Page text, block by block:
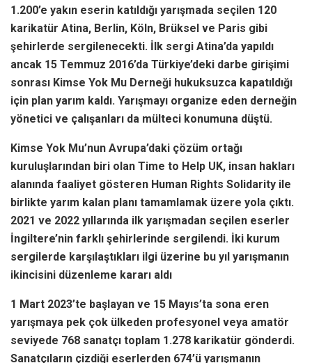
1.200’e yakın eserin katıldığı yarışmada seçilen 120
karikatür Atina, Berlin, Köln, Brüksel ve Paris gibi
şehirlerde sergilenecekti. İlk sergi Atina’da yapıldı
ancak 15 Temmuz 2016’da Türkiye’deki darbe girişimi
sonrası Kimse Yok Mu Derneği hukuksuzca kapatıldığı
için plan yarım kaldı. Yarışmayı organize eden derneğin
yönetici ve çalışanları da mülteci konumuna düştü.
Kimse Yok Mu’nun Avrupa’daki çözüm ortağı
kuruluşlarından biri olan Time to Help UK, insan hakları
alanında faaliyet gösteren Human Rights Solidarity ile
birlikte yarım kalan planı tamamlamak üzere yola çıktı.
2021 ve 2022 yıllarında ilk yarışmadan seçilen eserler
İngiltere’nin farklı şehirlerinde sergilendi. İki kurum
sergilerde karşılaştıkları ilgi üzerine bu yıl yarışmanın
ikincisini düzenleme kararı aldı
1 Mart 2023’te başlayan ve 15 Mayıs’ta sona eren
yarışmaya pek çok ülkeden profesyonel veya amatör
seviyede 768 sanatçı toplam 1.278 karikatür gönderdi.
Sanatçıların çizdiği eserlerden 674’ü yarışmanın